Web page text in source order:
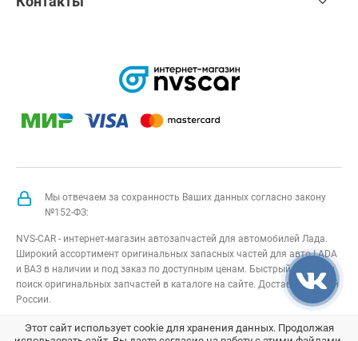
Мы отвечаем за сохранность Ваших данных согласно закону
№152-ФЗ:
NVS-CAR - интернет-магазин автозапчастей для автомобилей Лада.
Широкий ассортимент оригинальных запасных частей для авто LADA
и ВАЗ в наличии и под заказ по доступным ценам. Быстрый подбор и
поиск оригинальных запчастей в каталоге на сайте. Доставка по всей
России.
NVS-CAR© 2014 –2026Все права защищеныкарта сайта;
Этот сайт использует cookie для хранения данных. Продолжая